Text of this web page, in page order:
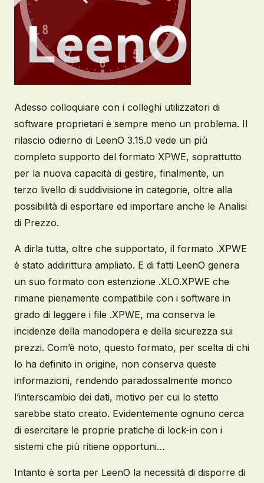
Adesso colloquiare con i colleghi utilizzatori di
software proprietari è sempre meno un problema. Il
rilascio odierno di LeenO 3.15.0 vede un più
completo supporto del formato XPWE, soprattutto
per la nuova capacità di gestire, finalmente, un
terzo livello di suddivisione in categorie, oltre alla
possibilità di esportare ed importare anche le Analisi
di Prezzo.
A dirla tutta, oltre che supportato, il formato .XPWE
è stato addirittura ampliato. E di fatti LeenO genera
un suo formato con estenzione .XLO.XPWE che
rimane pienamente compatibile con i software in
grado di leggere i file .XPWE, ma conserva le
incidenze della manodopera e della sicurezza sui
prezzi. Com’è noto, questo formato, per scelta di chi
lo ha definito in origine, non conserva queste
informazioni, rendendo paradossalmente monco
l’interscambio dei dati, motivo per cui lo stetto
sarebbe stato creato. Evidentemente ognuno cerca
di esercitare le proprie pratiche di lock-in con i
sistemi che più ritiene opportuni…
Intanto è sorta per LeenO la necessità di disporre di